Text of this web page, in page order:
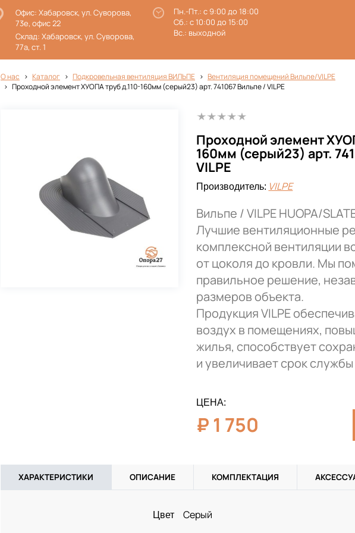
Офис: Хабаровск, ул. Суворова,
73е, офис 22
Склад: Хабаровск, ул. Суворова,
77а, ст. 1
Пн.-Пт.: с 9:00 до 18:00
Сб.: с 10:00 до 15:00
Вс.: выходной
О нас Каталог Подкровельная вентиляция ВИЛЬПЕ
Вентиляция помещений Вильпе/VILPE
Проходной элемент ХУОПА труб д.110-160мм (серый23) арт. 741067 Вильпе / VILPE
Проходной элемент
160мм (серый23) арт.
VILPE
Производитель: VILPE
Вильпе / VILPE HUOPA/
Лучшие вентиляционные
комплексной вентиляции
от цоколя до кровли. Мы
правильное решение,
размеров объекта.
Продукция VILPE
воздух в помещениях,
жилья, способствует
и увеличивает срок
ЦЕНА:
₽ 1 750
ХАРАКТЕРИСТИКИ ОПИСАНИЕ КОМПЛЕКТАЦИЯ
Цвет Серый